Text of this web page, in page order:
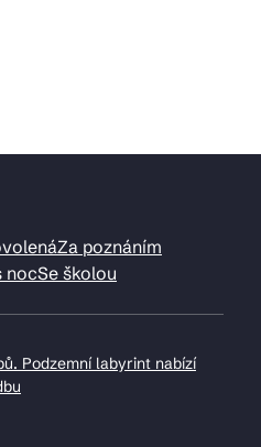
Za poznáním
nocSe školou
Podzemní labyrint nabízí